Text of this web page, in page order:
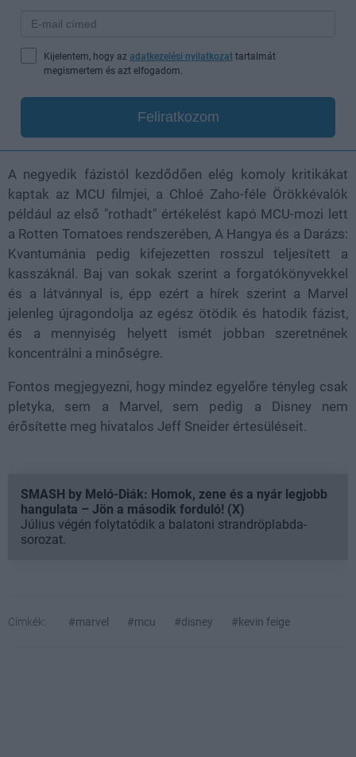
Kijelentem, hogy az adatkezelési nyilatkozat tartalmát
megismertem és azt elfogadom.
Feliratkozom
A negyedik fázistól kezdődően elég komoly kritikákat
kaptak az MCU filmjei, a Chloé Zaho-féle Örökkévalók
például az első "rothadt" értékelést kapó MCU-mozi lett
a Rotten Tomatoes rendszerében, A Hangya és a Darázs:
Kvantumánia pedig kifejezetten rosszul teljesített a
kasszáknál. Baj van sokak szerint a forgatókönyvekkel
és a látvánnyal is, épp ezért a hírek szerint a Marvel
jelenleg újragondolja az egész ötödik és hatodik fázist,
és a mennyiség helyett ismét jobban szeretnének
koncentrálni a minőségre.
Fontos megjegyezni, hogy mindez egyelőre tényleg csak
pletyka, sem a Marvel, sem pedig a Disney nem
érősítette meg hivatalos Jeff Sneider értesüléseit.
SMASH by Meló-Diák: Homok, zene és a nyár legjobb
hangulata – Jön a második forduló! (X)
Július végén folytatódik a balatoni strandröplabda-
sorozat.
Címkék: #marvel #mcu #disney #kevin feige